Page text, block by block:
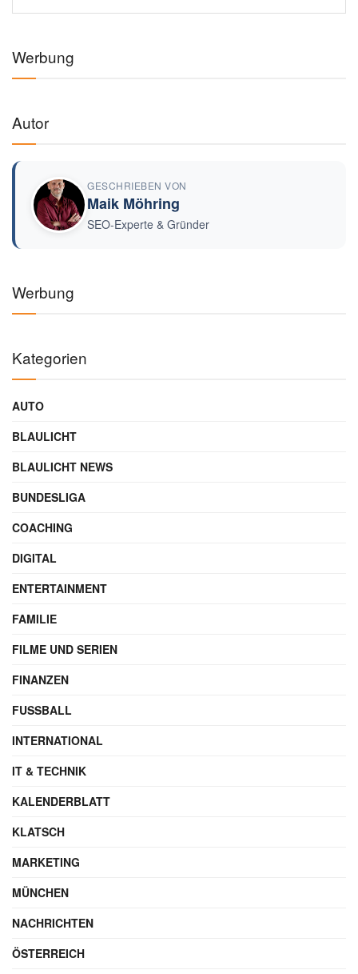
Werbung
Autor
GESCHRIEBEN VON
Maik Möhring
SEO-Experte & Gründer
Werbung
Kategorien
AUTO
BLAULICHT
BLAULICHT NEWS
BUNDESLIGA
COACHING
DIGITAL
ENTERTAINMENT
FAMILIE
FILME UND SERIEN
FINANZEN
FUSSBALL
INTERNATIONAL
IT & TECHNIK
KALENDERBLATT
KLATSCH
MARKETING
MÜNCHEN
NACHRICHTEN
ÖSTERREICH